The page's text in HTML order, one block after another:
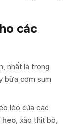
các
nhất là trong
bữa cơm sum
léo của các
heo, xào thịt bò,